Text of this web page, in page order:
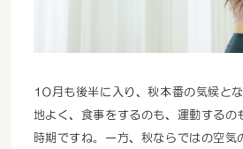
10月も後半に入り、秋本番の気候と
地よく、食事をするのも、運動するの
時期ですね。一方、秋ならではの空気